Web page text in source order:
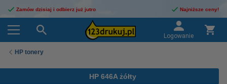
Zamów dzisiaj i odbierz już jutro Najniższe ceny!
Logowanie
HP tonery
HP 646A żółty